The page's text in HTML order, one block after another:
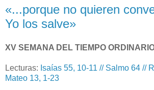
«...porque no quieren
Yo los salve»
XV SEMANA DEL TIEMPO
Lecturas: Isaías 55, 10-11 // Salmo 64 //
Mateo 13, 1-23